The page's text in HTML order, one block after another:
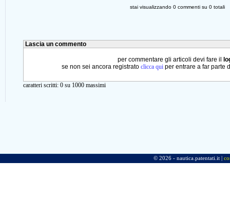
stai visualizzando 0commenti su 0totali
Lascia un commento
per commentare gli articoli devi fare il
se non sei ancora registrato clicca quiper entrare a far parte
caratteri scritti: 0 su 1000 massimi
© 2026 - nautica.patentati.it |